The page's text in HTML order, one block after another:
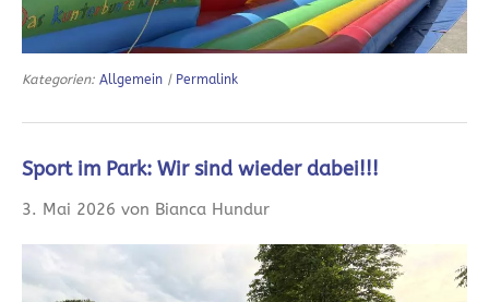
Kategorien: Allgemein | Permalink
Sport im Park: Wir sind wieder dabei!!!
3. Mai 2026 von Bianca Hundur